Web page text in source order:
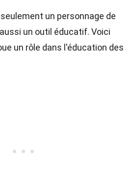
un personnage de
un outil éducatif. Voici
un rôle dans l'éducation des